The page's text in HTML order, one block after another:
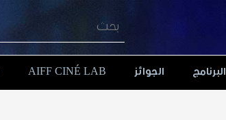
البرنامج الجوائز AIFF CINÉ LAB